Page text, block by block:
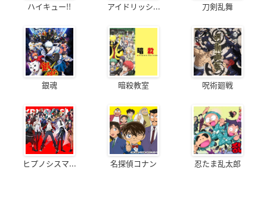
ハイキュー!! アイドリッシ... 刀剣乱舞
銀魂 暗殺教室 呪術廻戦
ヒプノシスマ... 名探偵コナン 忍たま乱太郎